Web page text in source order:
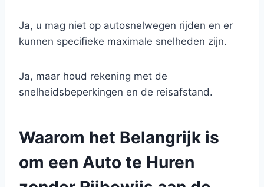
Ja, u mag niet op autosnelwegen rijden en er
kunnen specifieke maximale snelheden zijn.
Ja, maar houd rekening met de
snelheidsbeperkingen en de reisafstand.
Waarom het Belangrijk is
om een Auto te Huren